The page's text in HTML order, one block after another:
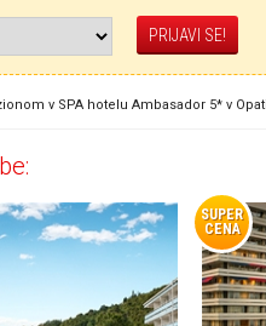
v SPA hotelu Ambasador 5* v
SUPER
CENA